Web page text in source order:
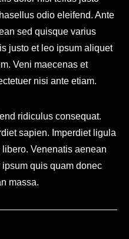
odio eleifend. Ante
sed quisque varius
justo et leo ipsum aliquet
Veni maecenas et
nisi ante etiam.
ridiculus consequat.
sapien. Imperdiet ligula
Venenatis aenean
quis quam donec
massa.